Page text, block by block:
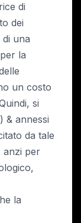
di
dei
di una
la
un costo
si
& annessi
da tale
anzi per
la